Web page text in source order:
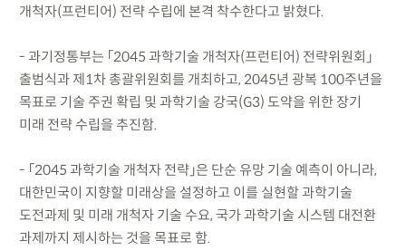
개척자(프런티어) 전략 수립에 본격 착수한다고 밝혔다.
- 과기정통부는 「2045 과학기술 개척자(프런티어) 전략위원회」
출범식과 제1차 총괄위원회를 개최하고, 2045년 광복 100주년을
목표로 기술 주권 확립 및 과학기술 강국(G3) 도약을 위한 장기
미래 전략 수립을 추진함.
- 「2045 과학기술 개척자 전략」은 단순 유망 기술 예측이 아니라,
대한민국이 지향할 미래상을 설정하고 이를 실현할 과학기술
도전과제 및 미래 개척자 기술 수요, 국가 과학기술 시스템 대전환
과제까지 제시하는 것을 목표로 함.